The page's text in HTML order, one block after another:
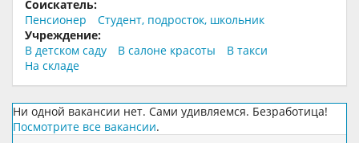
Соискатель:
Пенсионер
Студент, подросток, школьник
Учреждение:
В детском саду
В салоне красоты
В такси
На складе
Ни одной вакансии нет. Сами удивляемся. Безработица!
Посмотрите все вакансии.